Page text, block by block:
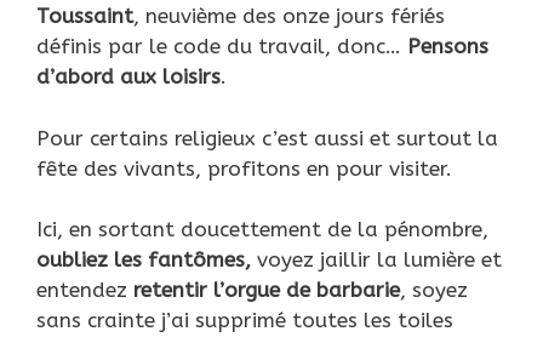
Toussaint, neuvième des onze jours fériés
définis par le code du travail, donc… Pensons
d’abord aux loisirs.
Pour certains religieux c’est aussi et surtout la
fête des vivants, profitons en pour visiter.
Ici, en sortant doucettement de la pénombre,
oubliez les fantômes, voyez jaillir la lumière et
entendez retentir l’orgue de barbarie, soyez
sans crainte j’ai supprimé toutes les toiles